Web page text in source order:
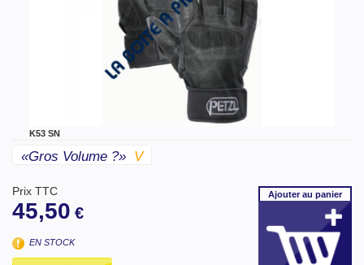
K53 SN
«gros Volume ?» V
Prix TTC
45,50 €
EN STOCK
Ajouterau panier